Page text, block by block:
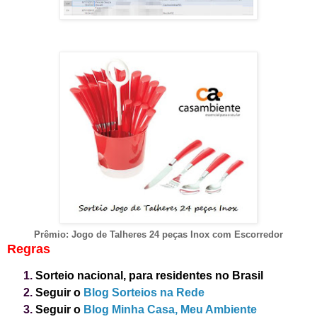
Prêmio: Jogo de Talheres 24 peças Inox com Escorredor
Regras
Sorteio nacional, para residentes no Brasil
Seguir o Blog Sorteios na Rede
Seguir o Blog Minha Casa, Meu Ambiente